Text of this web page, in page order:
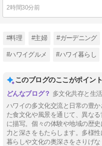
2時間30分前
#料理 #主婦 #ガーデニング
#ハワイグルメ #ハワイ暮らし
このブログのここがポイント
多文化共存と生
ハワイの多文化交流と日常の豊
た食文化や風景を通じて、異な
に描写。個々の体験や地域の歴
力と深さをもたらします。多様
暮らしや文化の奥深さをさりげな